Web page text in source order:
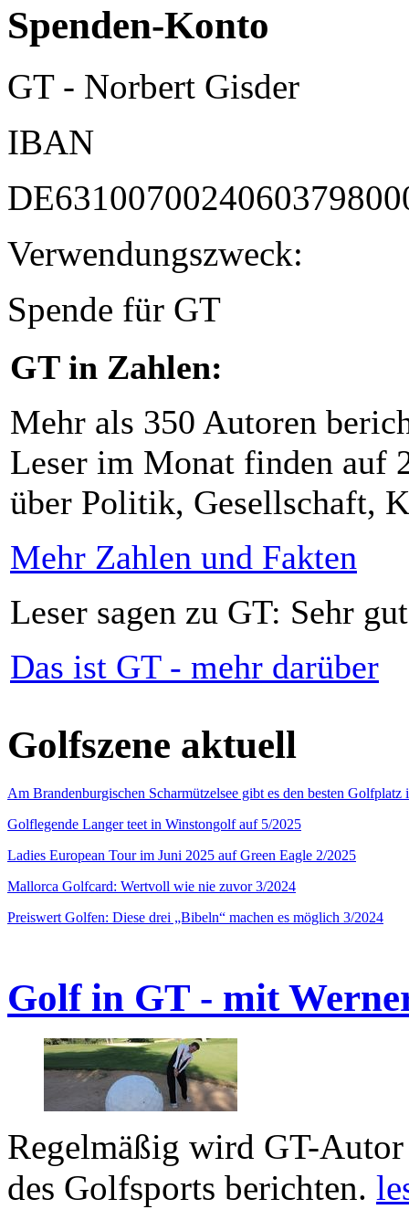
Spenden-Konto
GT - Norbert Gisder
IBAN
Verwendungszweck:
Spende für GT
GT in Zahlen:
Mehr als 350 Autoren
Leser im Monat finden auf
über Politik, Gesellschaft,
Mehr Zahlen und Fakten
Leser sagen zu GT: Sehr
Das ist GT - mehr darüber
Golfszene aktuell
Am Brandenburgischen Scharmützelsee gibt es den besten
Golflegende Langer teet in Winstongolf auf 5/2025
Ladies European Tour im Juni 2025 auf Green Eagle 2/2025
Mallorca Golfcard: Wertvoll wie nie zuvor 3/2024
Preiswert Golfen: Diese drei „Bibeln“ machen es möglich 3/2024
Golf in GT - mit
Regelmäßig wird GT-
des Golfsports berichten.